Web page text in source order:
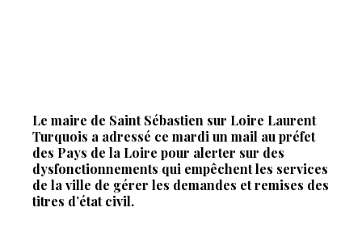
Le maire de Saint Sébastien sur Loire Laurent
Turquois a adressé ce mardi un mail au préfet
des Pays de la Loire pour alerter sur des
dysfonctionnements qui empêchent les services
de la ville de gérer les demandes et remises des
titres d’état civil.